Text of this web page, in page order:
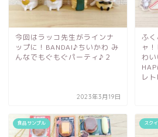
今回はラッコ先生がラインナ
ップに！BANDAI♪ちいかわ み
んなでもぐもぐパーティ♪２
2023年3月19日
ふ
ャ
わ
レ
食品サンプル スク